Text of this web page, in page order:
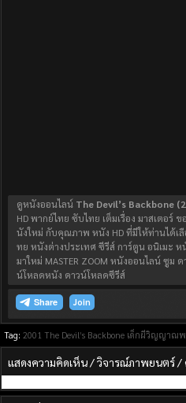
ดูหนังออนไลน์ The Devil’s Backbone
HD พากย์ไทย ซับไทย เต็มเรื่อง มาสเตอร์
นังใหม่ กับคุณภาพ หนัง HD ที่มีให้ท่านได้เ
ทย หนังต่างประเทศ ซีรีส์ การ์ตูน อนิเมะ
มาใหม่ MASTER ZOOM หนังออนไลน์ ซูม
น์โหลดหนัง ดาวน์โหลดซีรีส์
Join
Tag: 2001 The Devil’s Backbone เด็กผีวิญญาณ
แสดงความคิดเห็น / วิจารณ์ภาพยนตร์ /